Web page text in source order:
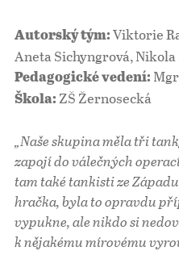
Autorský tým: Viktorie
Aneta Sichyngrová,
Pedagogické vedení:
Škola: ZŠ Žernosecká
„Naše skupina měla tři
zapojí do válečných
tam také tankisti ze
hračka, byla to opravdu
vypukne, ale nikdo si
k nějakému mírovému